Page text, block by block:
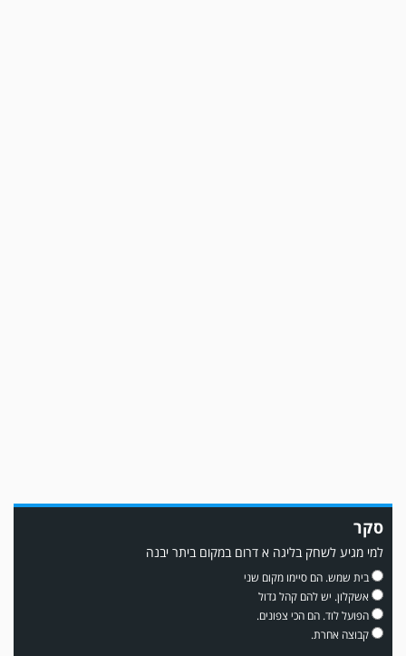
סקר
למי מגיע לשחק בליגה א דרום במקום ביתר יבנה
בית שמש. הם סיימו מקום שני
אשקלון. יש להם קהל גדול
הפועל לוד. הם הכי צפונים.
קבוצה אחרת.